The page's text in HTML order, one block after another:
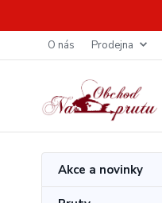
O nás Prodejna
Akce a novinky